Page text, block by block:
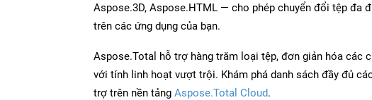
Aspose.3D, Aspose.HTML — cho phép chuyển đổi tệp đa
trên các ứng dụng của bạn.
Aspose.Total hỗ trợ hàng trăm loại tệp, đơn giản hóa các
với tính linh hoạt vượt trội. Khám phá danh sách đầy đủ
trợ trên nền tảng Aspose.Total Cloud.